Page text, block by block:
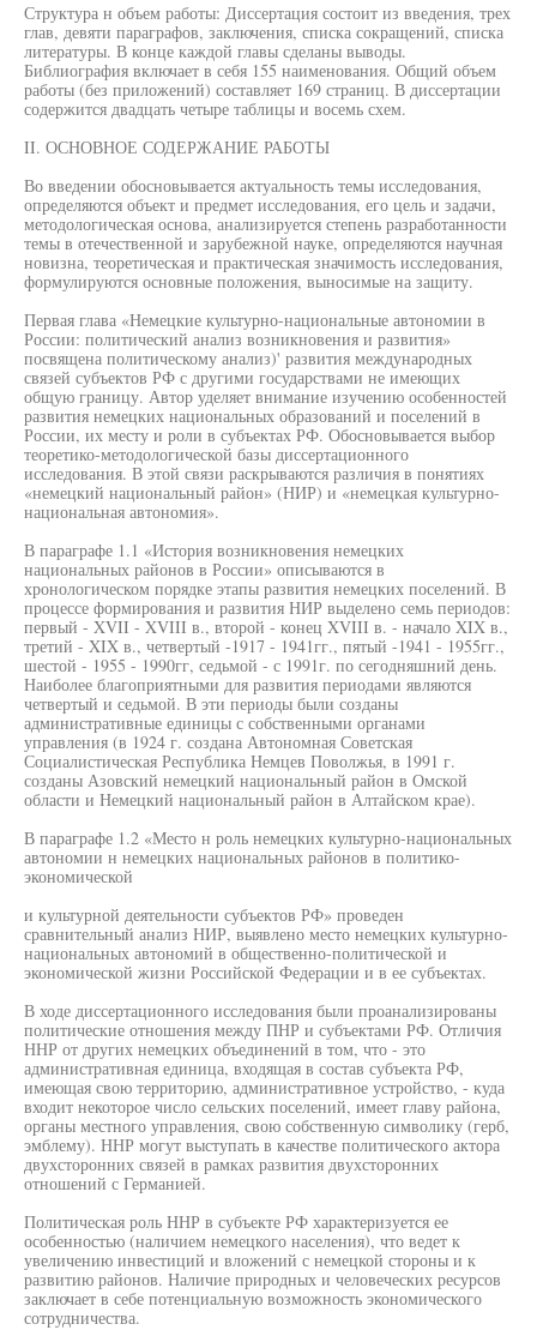
Структура н объем работы: Диссертация состоит из введения, трех
глав, девяти параграфов, заключения, списка сокращений, списка
литературы. В конце каждой главы сделаны выводы.
Библиография включает в себя 155 наименования. Общий объем
работы (без приложений) составляет 169 страниц. В диссертации
содержится двадцать четыре таблицы и восемь схем.
II. ОСНОВНОЕ СОДЕРЖАНИЕ РАБОТЫ
Во введении обосновывается актуальность темы исследования,
определяются объект и предмет исследования, его цель и задачи,
методологическая основа, анализируется степень разработанности
темы в отечественной и зарубежной науке, определяются научная
новизна, теоретическая и практическая значимость исследования,
формулируются основные положения, выносимые на защиту.
Первая глава «Немецкие культурно-национальные автономии в
России: политический анализ возникновения и развития»
посвящена политическому анализ)' развития международных
связей субъектов РФ с другими государствами не имеющих
общую границу. Автор уделяет внимание изучению особенностей
развития немецких национальных образований и поселений в
России, их месту и роли в субъектах РФ. Обосновывается выбор
теоретико-методологической базы диссертационного
исследования. В этой связи раскрываются различия в понятиях
«немецкий национальный район» (НИР) и «немецкая культурно-
национальная автономия».
В параграфе 1.1 «История возникновения немецких
национальных районов в России» описываются в
хронологическом порядке этапы развития немецких поселений. В
процессе формирования и развития НИР выделено семь периодов:
первый - XVII - XVIII в., второй - конец XVIII в. - начало XIX в.,
третий - XIX в., четвертый -1917 - 1941гг., пятый -1941 - 1955гг.,
шестой - 1955 - 1990гг, седьмой - с 1991г. по сегодняшний день.
Наиболее благоприятными для развития периодами являются
четвертый и седьмой. В эти периоды были созданы
административные единицы с собственными органами
управления (в 1924 г. создана Автономная Советская
Социалистическая Республика Немцев Поволжья, в 1991 г.
созданы Азовский немецкий национальный район в Омской
области и Немецкий национальный район в Алтайском крае).
В параграфе 1.2 «Место н роль немецких культурно-национальных
автономии н немецких национальных районов в политико-
экономической
и культурной деятельности субъектов РФ» проведен
сравнительный анализ НИР, выявлено место немецких культурно-
национальных автономий в общественно-политической и
экономической жизни Российской Федерации и в ее субъектах.
В ходе диссертационного исследования были проанализированы
политические отношения между ПНР и субъектами РФ. Отличия
ННР от других немецких объединений в том, что - это
административная единица, входящая в состав субъекта РФ,
имеющая свою территорию, административное устройство, - куда
входит некоторое число сельских поселений, имеет главу района,
органы местного управления, свою собственную символику (герб,
эмблему). ННР могут выступать в качестве политического актора
двухсторонних связей в рамках развития двухсторонних
отношений с Германией.
Политическая роль ННР в субъекте РФ характеризуется ее
особенностью (наличием немецкого населения), что ведет к
увеличению инвестиций и вложений с немецкой стороны и к
развитию районов. Наличие природных и человеческих ресурсов
заключает в себе потенциальную возможность экономического
сотрудничества.